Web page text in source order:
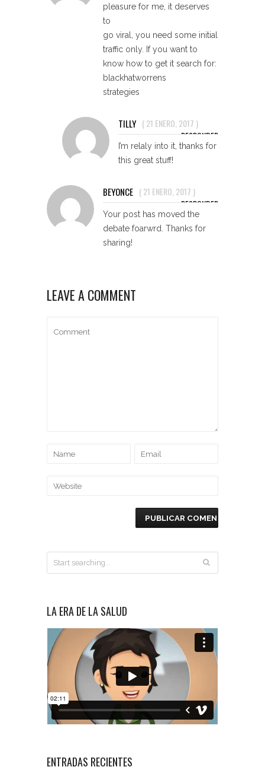
pleasure for me, it deserves
to
go viral, you need some initial
traffic only. If you want to
know how to get it search for:
blackhatworrens
strategies
TILLY (21 ENERO, 2017 )
RESPONDER
I’m relaly into it, thanks for
this great stuff!
BEYONCE (21 ENERO, 2017 )
RESPONDER
Your post has moved the
debate foarwrd. Thanks for
sharing!
LEAVE A COMMENT
LA ERA DE LA SALUD
ENTRADAS RECIENTES